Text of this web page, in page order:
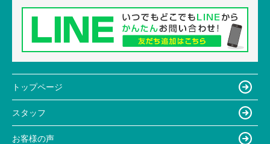
トップページ
スタッフ
お客様の声